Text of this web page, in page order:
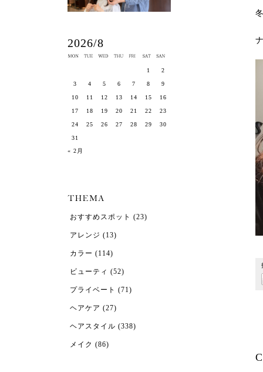
2026/8
« 2月
1 2
3 4 5 6 7 8 9
10 11 12 13 14 15 16
17 18 19 20 21 22 23
24 25 26 27 28 29 30
31
おすすめスポット (23)
アレンジ (13)
カラー (114)
ビューティ (52)
プライベート (71)
ヘアケア (27)
ヘアスタイル (338)
メイク (86)